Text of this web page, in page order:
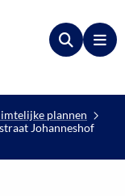
Zoeken
plannen
Johanneshof